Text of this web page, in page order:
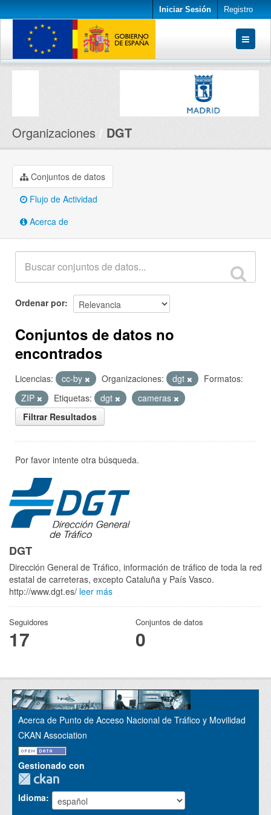
Iniciar Sesión Registro
Conjuntos de datos
Organizaciones DGT
Conjuntos de datos
Flujo de Actividad
Acerca de
Ordenar por
Conjuntos de datos no
encontrados
Licencias: cc-by Organizaciones: dgt
Formatos:
ZIP
Etiquetas: dgt
cameras
Filtrar Resultados
Por favor intente otra búsqueda.
DGT
Dirección General de Tráfico, información de tráfico de toda la red
estatal de carreteras, excepto Cataluña y País Vasco.
http://www.dgt.es/ leer más
Seguidores
17
Conjuntos de datos
0
Acerca de Punto de Acceso Nacional de Tráfico y Movilidad
CKAN Association
Gestionado con
Idioma